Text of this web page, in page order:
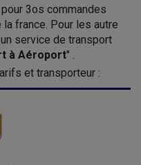
3os commandes
france. Pour les autre
service de transport
à Aéroport" .
et transporteur :